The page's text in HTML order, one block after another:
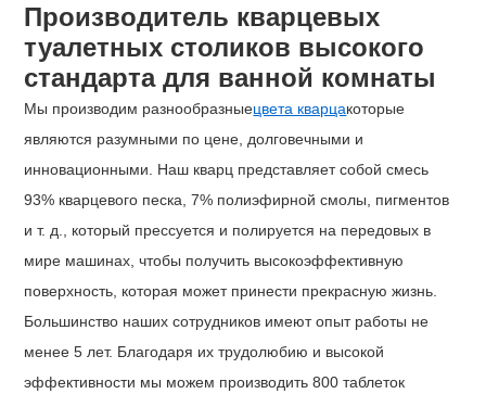
Производитель кварцевых
туалетных столиков высокого
стандарта для ванной комнаты
Мы производим разнообразныецвета кварцакоторые
являются разумными по цене, долговечными и
инновационными. Наш кварц представляет собой смесь
93% кварцевого песка, 7% полиэфирной смолы, пигментов
и т. д., который прессуется и полируется на передовых в
мире машинах, чтобы получить высокоэффективную
поверхность, которая может принести прекрасную жизнь.
Большинство наших сотрудников имеют опыт работы не
менее 5 лет. Благодаря их трудолюбию и высокой
эффективности мы можем производить 800 таблеток